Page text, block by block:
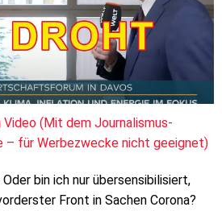
(Mit dem Journalismus-
– für Werbezwecke nicht geeignet)
bin ich nur übersensibilisiert,
Front in Sachen Corona?